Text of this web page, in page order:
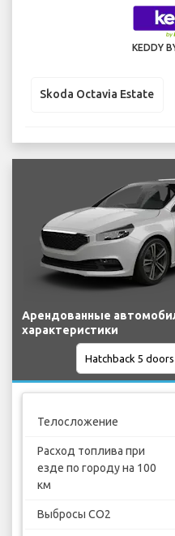
KEDDY
Skoda Octavia Estate
Арендованные
характеристики
Телосложение
Расход топлива при
езде по городу на 100
км
Выбросы CO2